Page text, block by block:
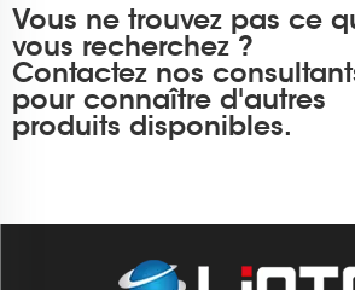
Vous ne trouvez pas ce
vous recherchez ?
Contactez nos
pour connaître d'autres
produits disponibles.